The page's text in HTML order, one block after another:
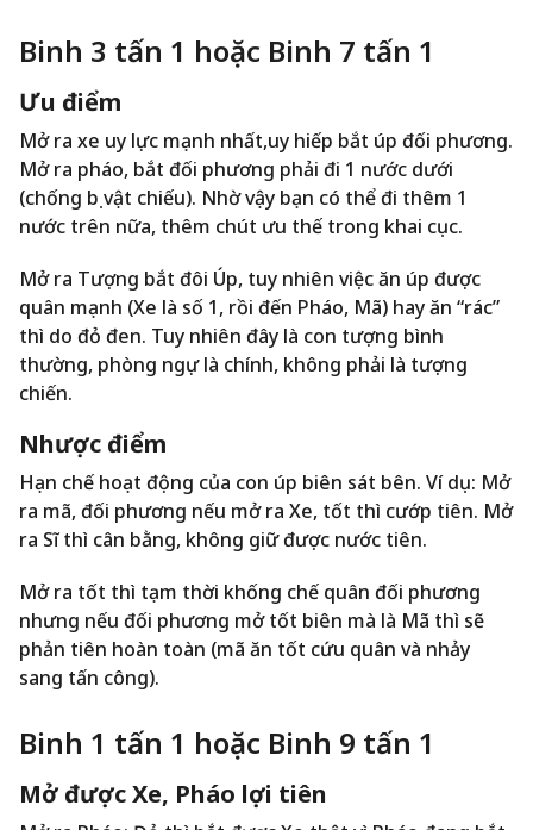
Binh 3 tấn 1 hoặc Binh 7 tấn 1
Ưu điểm
Mở ra xe uy lực mạnh nhất,uy hiếp bắt úp đối phương.
Mở ra pháo, bắt đối phương phải đi 1 nước dưới
(chống bị vật chiếu). Nhờ vậy bạn có thể đi thêm 1
nước trên nữa, thêm chút ưu thế trong khai cục.
Mở ra Tượng bắt đôi Úp, tuy nhiên việc ăn úp được
quân mạnh (Xe là số 1, rồi đến Pháo, Mã) hay ăn “rác”
thì do đỏ đen. Tuy nhiên đây là con tượng bình
thường, phòng ngự là chính, không phải là tượng
chiến.
Nhược điểm
Hạn chế hoạt động của con úp biên sát bên. Ví dụ: Mở
ra mã, đối phương nếu mở ra Xe, tốt thì cướp tiên. Mở
ra Sĩ thì cân bằng, không giữ được nước tiên.
Mở ra tốt thì tạm thời khống chế quân đối phương
nhưng nếu đối phương mở tốt biên mà là Mã thì sẽ
phản tiên hoàn toàn (mã ăn tốt cứu quân và nhảy
sang tấn công).
Binh 1 tấn 1 hoặc Binh 9 tấn 1
Mở được Xe, Pháo lợi tiên